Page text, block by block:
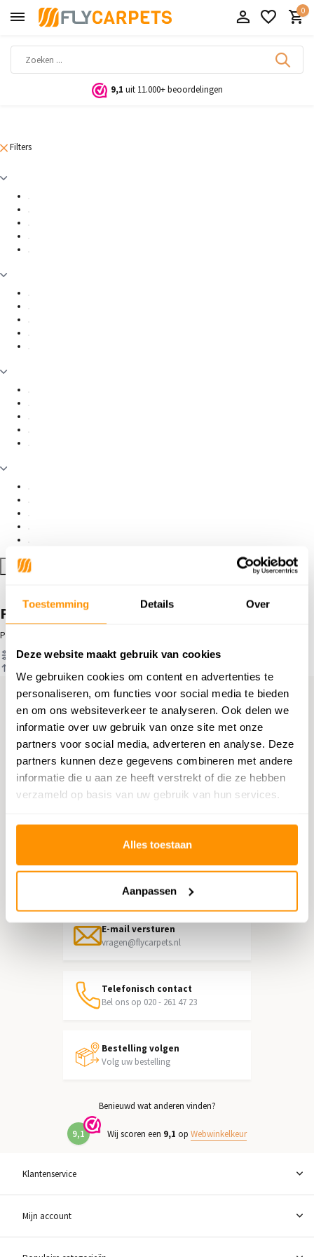
Toestemming Details Over
Deze website maakt gebruik van cookies
We gebruiken cookies om content en advertenties te
personaliseren, om functies voor social media te bieden
en om ons websiteverkeer te analyseren. Ook delen we
informatie over uw gebruik van onze site met onze
partners voor social media, adverteren en analyse. Deze
partners kunnen deze gegevens combineren met andere
informatie die u aan ze heeft verstrekt of die ze hebben
verzameld op basis van uw gebruik van hun services.
Alles toestaan
Aanpassen
0
9,1 uit 11.000+ beoordelingen
Filters
Filter toepassen
Producten getagd met Talamone
Producten
Filter
Hulp nodig?
Neem contact op met onze
klantenservice
Informatie over het terugsturen
Chat direct
E-mail versturen
vragen@flycarpets.nl
Telefonisch contact
Bel ons op 020 - 261 47 23
Bestelling volgen
Volg uw bestelling
Benieuwd wat anderen vinden?
9,1 Wij scoren een 9,1 op Webwinkelkeur
Klantenservice
Mijn account